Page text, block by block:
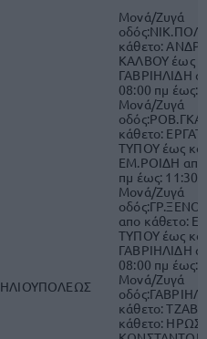
ΗΛΙΟΥΠΟΛΕΩΣ
Μονά/Ζυγά
κάθετο:
ΚΑΛΒΟΥ έως
ΓΑΒΡΙΗΛΙΔΗ
08:00 πμ έως:
Μονά/Ζυγά
κάθετο:
ΤΥΠΟΥ έως
ΕΜ.ΡΟΙΔΗ
πμ έως: 11:30
Μονά/Ζυγά
απο κάθετο:
ΤΥΠΟΥ έως
ΓΑΒΡΙΗΛΙΔΗ
08:00 πμ έως:
Μονά/Ζυγά
κάθετο:
κάθετο: ΗΡΩΣ